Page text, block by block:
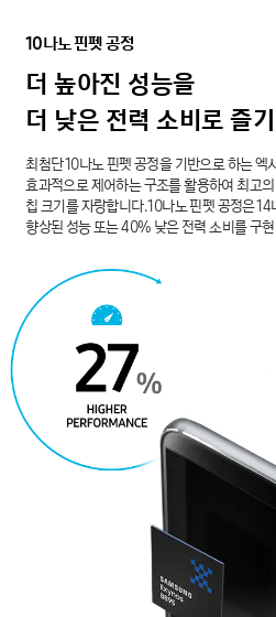
10나노핀펫공정
더 높아진 성능을
더 낮은 전력 소비로즐
최첨단 10나노 핀펫 공정을 기반으로 하는
효과적으로 제어하는 구조를 활용하여 최고
칩 크기를 자랑합니다. 10나노 핀펫 공정은
향상된 성능 또는 40% 낮은 전력 소비를 구